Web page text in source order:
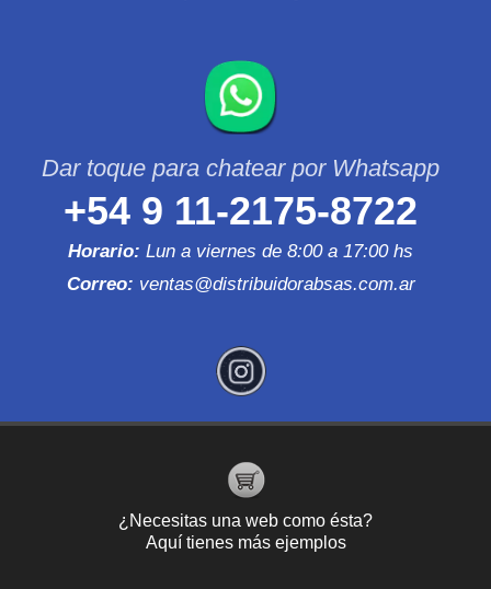
+54 9 11-2175-8722
Horario:Lun a viernes de 8:00 a 17:00 hs
Correo: ventas@distribuidorabsas.com.ar
¿Necesitas una web como ésta?
Aquí tienes más ejemplos